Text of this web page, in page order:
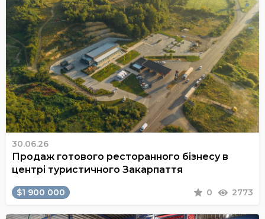
30.06.26
Продаж готового ресторанного бізнесу в
центрі туристичного Закарпаття
$1 900 000 0 2773